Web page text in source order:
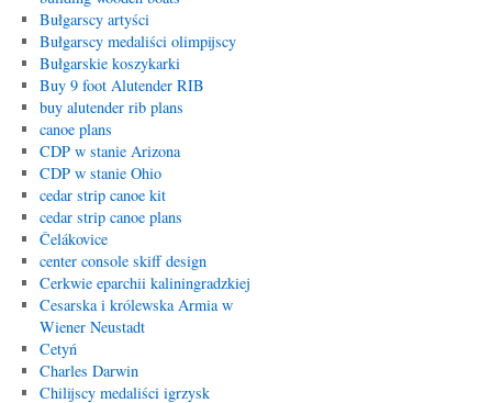
Bułgarscy artyści
Bułgarscy medaliści olimpijscy
Bułgarskie koszykarki
Buy 9 foot Alutender RIB
buy alutender rib plans
canoe plans
CDP w stanie Arizona
CDP w stanie Ohio
cedar strip canoe kit
cedar strip canoe plans
Čelákovice
center console skiff design
Cerkwie eparchii kaliningradzkiej
Cesarska i królewska Armia w
Wiener Neustadt
Cetyń
Charles Darwin
Chilijscy medaliści igrzysk